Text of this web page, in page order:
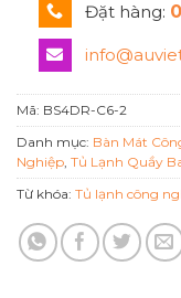
Đặt hàng:
Mã: BS4DR-C6-2
Danh mục: Bàn Mát
Nghiệp Tủ Lạnh Quầy
Từ khóa: Tủ lạnh công